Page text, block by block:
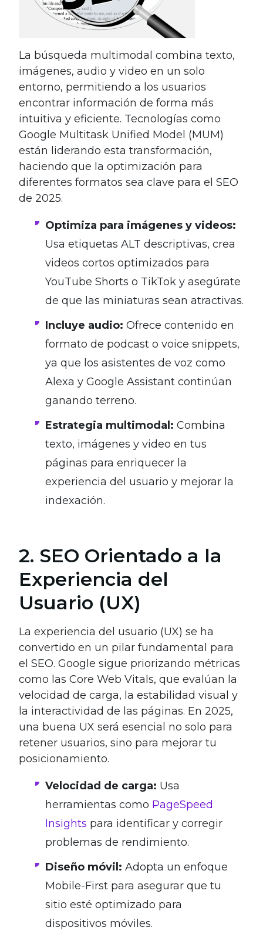
La búsqueda multimodal combina texto,
imágenes, audio y video en un solo
entorno, permitiendo a los usuarios
encontrar información de forma más
intuitiva y eficiente. Tecnologías como
Google Multitask Unified Model (MUM)
están liderando esta transformación,
haciendo que la optimización para
diferentes formatos sea clave para el SEO
de 2025.
Optimiza para imágenes y videos:
Usa etiquetas ALT descriptivas, crea
videos cortos optimizados para
YouTube Shorts o TikTok y asegúrate
de que las miniaturas sean atractivas.
Incluye audio: Ofrece contenido en
formato de podcast o voice snippets,
ya que los asistentes de voz como
Alexa y Google Assistant continúan
ganando terreno.
Estrategia multimodal: Combina
texto, imágenes y video en tus
páginas para enriquecer la
experiencia del usuario y mejorar la
indexación.
2. SEO Orientado a la
Experiencia del
Usuario (UX)
La experiencia del usuario (UX) se ha
convertido en un pilar fundamental para
el SEO. Google sigue priorizando métricas
como las Core Web Vitals, que evalúan la
velocidad de carga, la estabilidad visual y
la interactividad de las páginas. En 2025,
una buena UX será esencial no solo para
retener usuarios, sino para mejorar tu
posicionamiento.
Velocidad de carga: Usa
herramientas como PageSpeed
Insights para identificar y corregir
problemas de rendimiento.
Diseño móvil: Adopta un enfoque
Mobile-First para asegurar que tu
sitio esté optimizado para
dispositivos móviles.